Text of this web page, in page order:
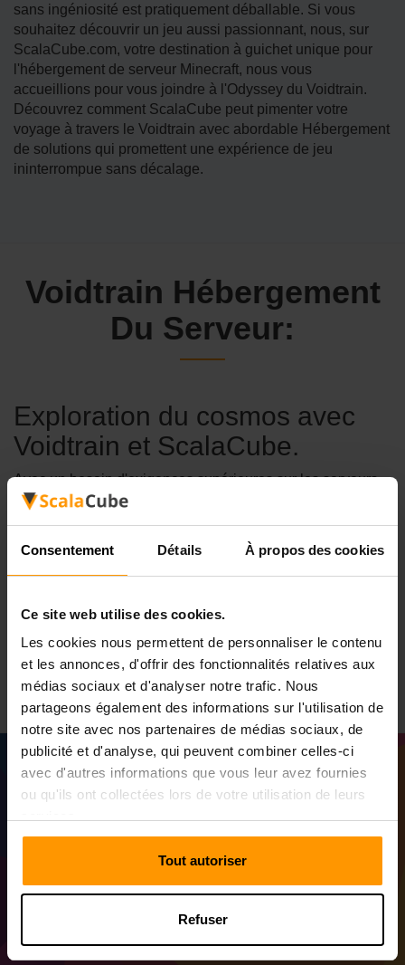
Consentement Détails À propos des cookies
Ce site web utilise des cookies.
Les cookies nous permettent de personnaliser le contenu
et les annonces, d'offrir des fonctionnalités relatives aux
médias sociaux et d'analyser notre trafic. Nous
partageons également des informations sur l'utilisation de
notre site avec nos partenaires de médias sociaux, de
publicité et d'analyse, qui peuvent combiner celles-ci
avec d'autres informations que vous leur avez fournies
ou qu'ils ont collectées lors de votre utilisation de leurs
Tout autoriser
Refuser
sans ingéniosité est pratiquement déballable. Si vous
souhaitez découvrir un jeu aussi passionnant, nous, sur
ScalaCube.com, votre destination à guichet unique pour
l'hébergement de serveur Minecraft, nous vous
accueillions pour vous joindre à l'Odyssey du Voidtrain.
Découvrez comment ScalaCube peut pimenter votre
voyage à travers le Voidtrain avec abordable Hébergement
de solutions qui promettent une expérience de jeu
ininterrompue sans décalage.
Voidtrain Hébergement
Du Serveur:
Exploration du cosmos avec
Voidtrain et ScalaCube.
Avec un besoin d'exigences supérieures sur les serveurs
résultant du mélange unique de survie et d'exploration
jeux solides en rock serait le Voidtrain aurait besoin.
Expérience de service d'hébergement de serveurs de jeux
de ScalaCube est adapté à des besoins aussi exigeants
rendre chaque Voidtrain Rencontre mémorable. Explorez
la construction et la survie cosmiques avec les solutions
d'hébergement de pointe de ScalaCube.